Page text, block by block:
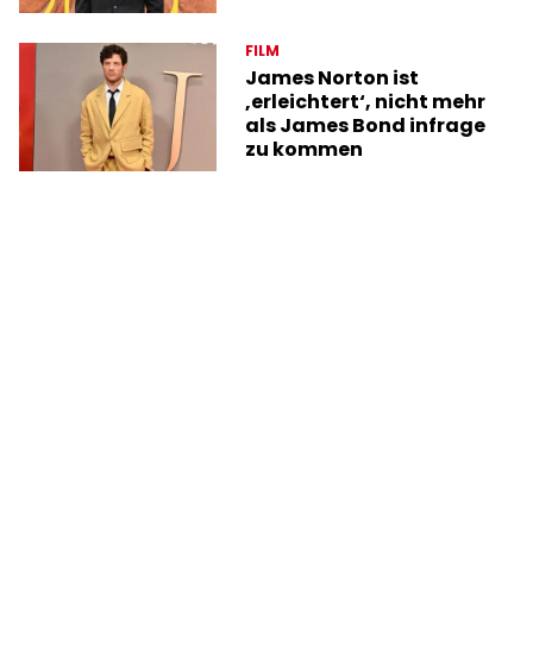
FILM
James Norton ist
‚erleichtert‘, nicht mehr
als James Bond infrage
zu kommen